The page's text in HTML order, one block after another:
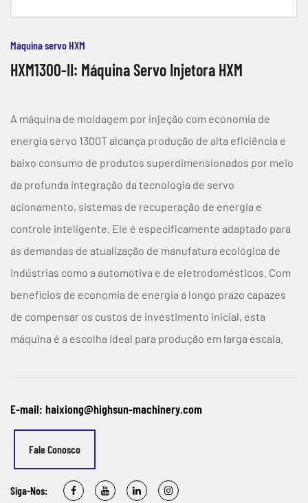
Máquina servo HXM
HXM1300-II: Máquina Servo Injetora HXM
A máquina de moldagem por injeção com economia de
energia servo 1300T alcança produção de alta eficiência e
baixo consumo de produtos superdimensionados por meio
da profunda integração da tecnologia de servo
acionamento, sistemas de recuperação de energia e
controle inteligente. Ele é especificamente adaptado para
as demandas de atualização de manufatura ecológica de
indústrias como a automotiva e de eletrodomésticos. Com
benefícios de economia de energia a longo prazo capazes
de compensar os custos de investimento inicial, esta
máquina é a escolha ideal para produção em larga escala.
E-mail: haixiong@highsun-machinery.com
Fale Conosco
Siga-Nos: